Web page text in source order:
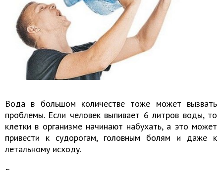
Вода в большом количестве тоже может вызвать
проблемы. Если человек выпивает 6 литров воды, то
клетки в организме начинают набухать, а это может
привести к судорогам, головным болям и даже к
летальному исходу.